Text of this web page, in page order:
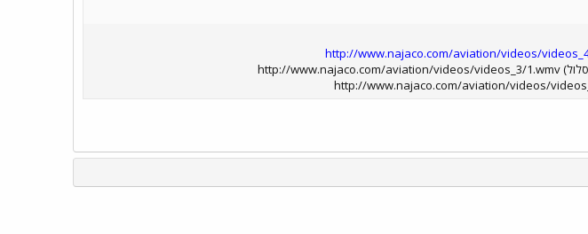
http://www.najaco.com/aviation/videos/
(שימו לב למסלול) http://www.najaco.com/aviation/videos/videos_3/1.wmv
http://www.najaco.com/aviation/videos/